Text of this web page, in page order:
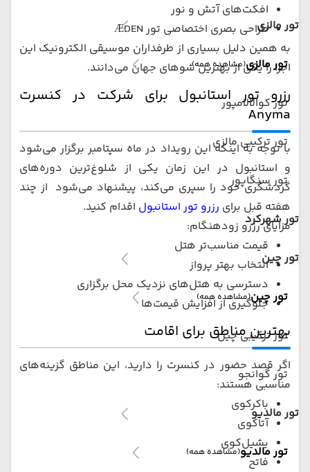
تور مالزی
تور مالزی(مشاهده همه)
تور کوالالامپور
تور ترکیبی مالزی
تور سنگاپور
تور شهرکرد
تور چین
تور چین(مشاهده همه)
تور ترکیبی چین
تور گوانجو
تور مالدیو
تور مالدیو(مشاهده همه)
افکت‌های آتش و نور
طراحی بصری اختصاصی تور ÆDEN
به همین دلیل بسیاری از طرفداران موسیقی الکترونیک این
اجرا را یکی از بهترین شوهای جهان می‌دانند.
رزرو تور استانبول برای شرکت در کنسرت
Anyma
با توجه به اینکه این رویداد در ماه سپتامبر برگزار می‌شود
و استانبول در این زمان یکی از شلوغ‌ترین دوره‌های
گردشگری خود را سپری می‌کند، پیشنهاد می‌شود از چند
هفته قبل برای رزرو تور استانبول اقدام کنید.
مزایای رزرو زودهنگام:
قیمت مناسب‌تر هتل
انتخاب بهتر پرواز
دسترسی به هتل‌های نزدیک محل برگزاری
جلوگیری از افزایش قیمت‌ها
بهترین مناطق برای اقامت
اگر قصد حضور در کنسرت را دارید، این مناطق گزینه‌های
مناسبی هستند:
باکرکوی
آتاکوی
یشیل‌کوی
فاتح